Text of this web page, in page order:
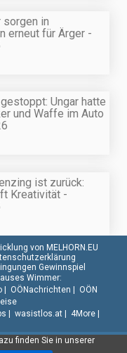
sorgen in
erneut für Ärger -
Ungar hatte
und Waffe im Auto
ist zurück:
Kreativität -
finden Sie in unserer
von MELHORN.EU
Gewinnspiel
Wimmer:
| OÖNachrichten | OÖN
| wasistlos.at| 4More|